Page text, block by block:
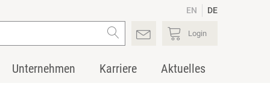
EN DE
Login
Unternehmen Karriere Aktuelles